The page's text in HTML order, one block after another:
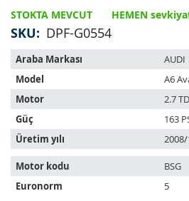
STOKTA MEVCUT
SKU DPF-G0554
HEMEN
Bu
ürün
aşağıdaki
araçlara
uyar:
Araba Markası
AUDI
Model
A6
Motor
2.7
Güç
163
Üretim yılı
Motor kodu
BSG
Euronorm
5